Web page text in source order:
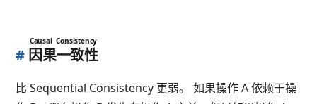
# 因果一致性
Causal Consistency
比 Sequential Consistency 更弱。 如果操作 A 依赖于操